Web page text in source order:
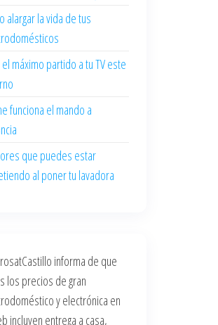
alargar la vida de tus
el máximo partido a tu TV este
funciona el mando a
que puedes estar
al poner tu lavadora
informa de que
los precios de gran
y electrónica en
incluyen entrega a casa,